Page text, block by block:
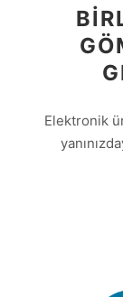
Elektronik